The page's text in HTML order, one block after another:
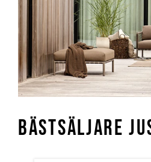
BÄSTSÄLJARE